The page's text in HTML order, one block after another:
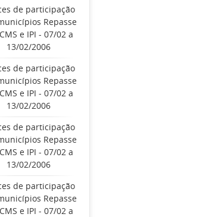
de participação
Repasse
e IPI - 07/02 a
13/02/2006
de participação
Repasse
e IPI - 07/02 a
13/02/2006
de participação
Repasse
e IPI - 07/02 a
13/02/2006
de participação
Repasse
e IPI - 07/02 a